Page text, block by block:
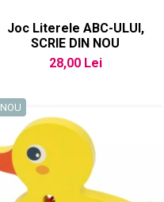
Joc Literele ABC-ULUI,
SCRIE DIN NOU
28,00 Lei
NOU